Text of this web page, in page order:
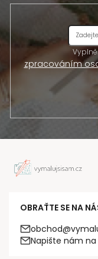
zpracováním
OBRAŤTE SE NA
Napište nám